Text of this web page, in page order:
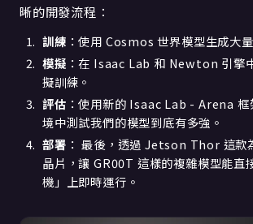
晰的開發流程：
訓練 ：使用 Cosmos 世界模型生成大
模擬 ：在 Isaac Lab 和 Newton 引擎
擬訓練。
評估 ：使用新的 Isaac Lab - Arena 框
境中測試我們的模型到底有多強。
部署 ： 最後，透過 Jetson Thor 這款
晶片，讓 GR00T 這樣的複雜模型能直
機」上即時運行。